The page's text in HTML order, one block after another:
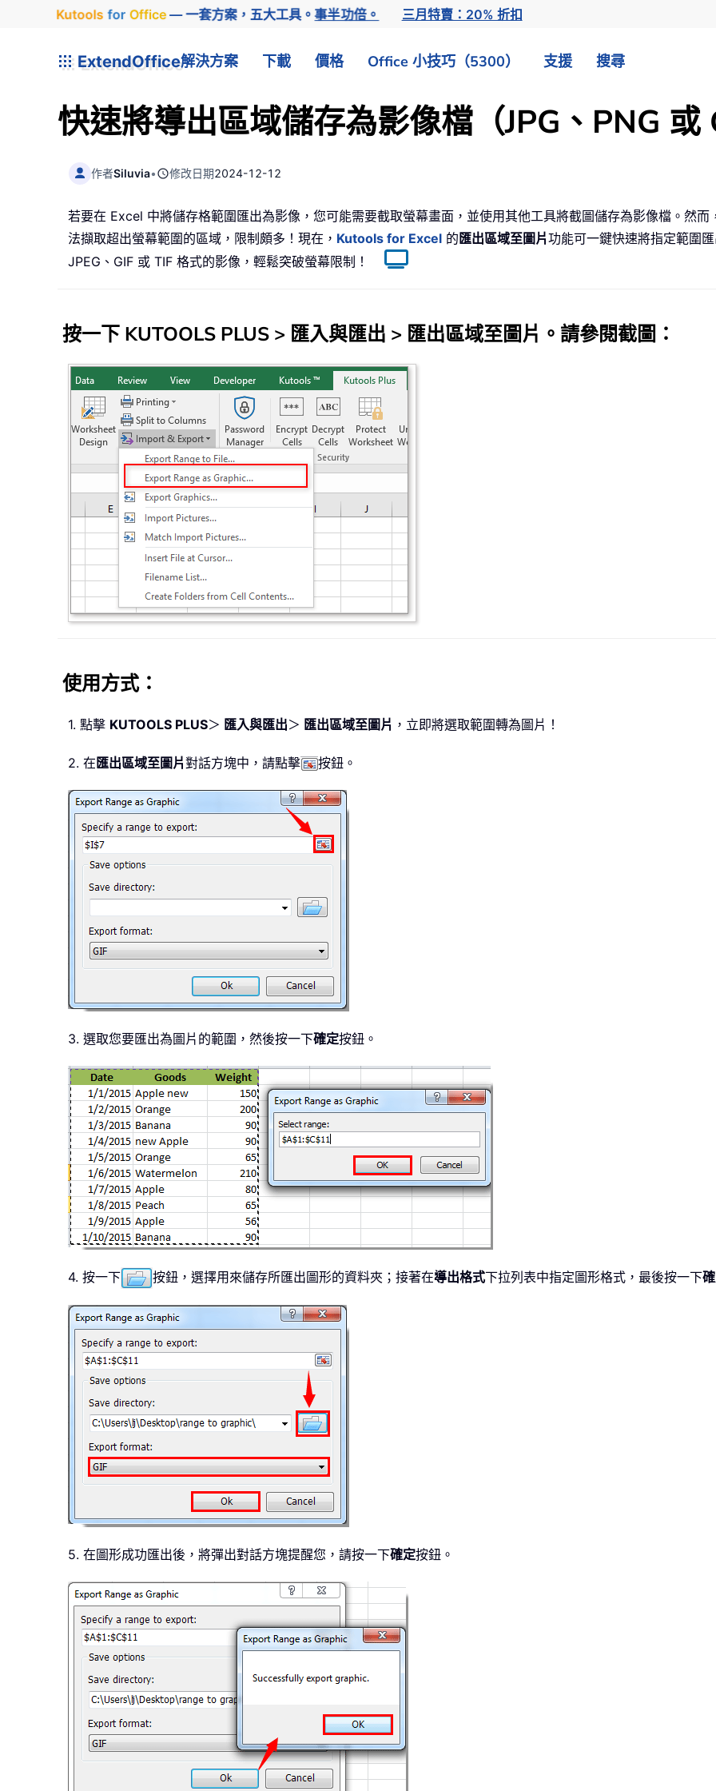
Kutools for Office— 一套方案，五大工具。事半功倍。 三月特賣：20% 折扣
ExtendOffice解決方案 下載 價格 Office 小技巧（5300） 支援 搜尋
快速將導出區域儲存為影像檔（JPG、PNG 或
作者Siluvia• 修改日期2024-12-12
若要在 Excel 中將儲存格範圍匯出為影像，您可能需要截取螢幕畫面，並使用其他工具將截圖儲存為影像檔。然而
法擷取超出螢幕範圍的區域，限制頗多！現在， Kutools for Excel 的 匯出區域至圖片功能可一鍵快速將指定範圍匯
JPEG、GIF 或 TIF 格式的影像，輕鬆突破螢幕限制！
按一下 KUTOOLS PLUS > 匯入與匯出 > 匯出區域至圖片 。請參閱截圖：
使用方式：
1. 點擊 KUTOOLS PLUS＞ 匯入與匯出＞ 匯出區域至圖片 ，立即將選取範圍轉為圖片！
2. 在 匯出區域至圖片對話方塊中，請點擊 按鈕。
3. 選取您要匯出為圖片的範圍，然後按一下確定按鈕。
4. 按一下 按鈕，選擇用來儲存所匯出圖形的資料夾；接著在導出格式下拉列表中指定圖形格式，最後按一下
5. 在圖形成功匯出後，將彈出對話方塊提醒您，請按一下確定按鈕。